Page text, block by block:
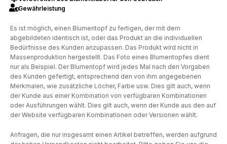
Gewährleistung
Es ist möglich, einen Blumentopf zu fertigen, der mit dem
abgebildeten identisch ist, oder das Produkt an die individuellen
Bedürfnisse des Kunden anzupassen. Das Produkt wird nicht in
Massenproduktion hergestellt. Das Foto eines Blumentopfes dient
nur als Beispiel. Der Blumentopf wird jedes Mal nach den Vorgaben
des Kunden gefertigt, entsprechend den von ihm angegebenen
Merkmalen, wie zusätzliche Löcher, Farbe usw. Dies gilt auch, wenn
der Kunde aus einer Kombination von verfügbaren Kombinationen
oder Ausführungen wählt. Dies gilt auch, wenn der Kunde aus den auf
der Website verfügbaren Kombinationen oder Versionen wählt.
Anfragen, die nur insgesamt einen Artikel betreffen, werden aufgrund